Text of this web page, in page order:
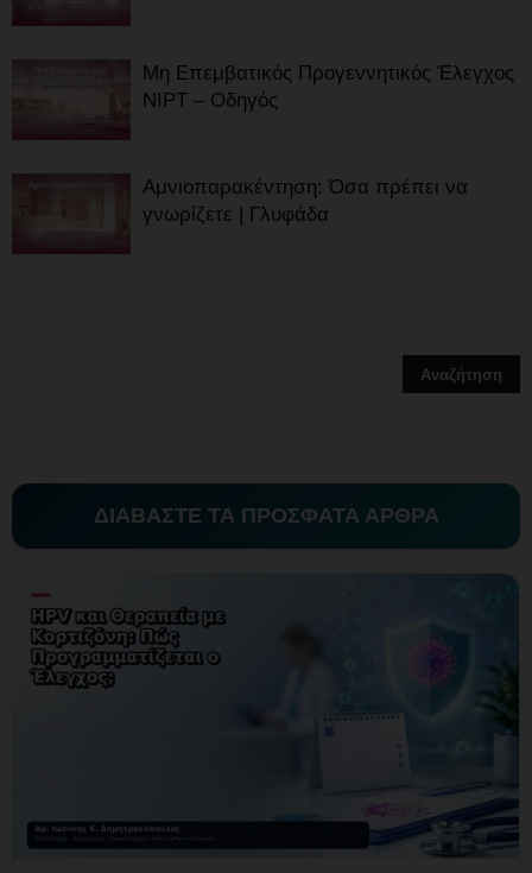
Μη Επεμβατικός Προγεννητικός Έλεγχος
NIPT – Οδηγός
Αμνιοπαρακέντηση: Όσα πρέπει να
γνωρίζετε | Γλυφάδα
ΔΙΑΒΑΣΤΕ ΤΑ ΠΡΟΣΦΑΤΑ ΑΡΘΡΑ